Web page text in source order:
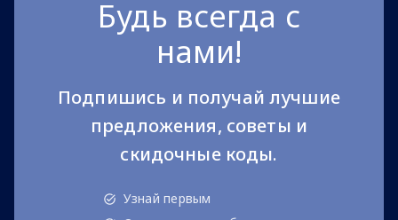
Будь всегда с
нами!
Подпишись и получай лучшие
предложения, советы и
скидочные коды.
Узнай первым